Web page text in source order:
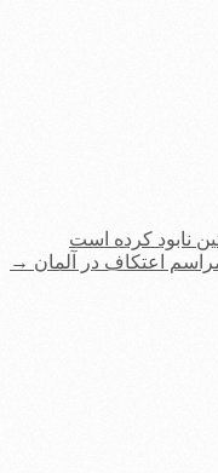
نابود کرده است
اعتکاف در آلمان →